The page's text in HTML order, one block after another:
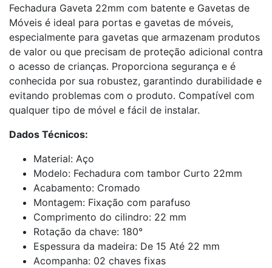
Fechadura Gaveta 22mm com batente e Gavetas de
Móveis é ideal para portas e gavetas de móveis,
especialmente para gavetas que armazenam produtos
de valor ou que precisam de proteção adicional contra
o acesso de crianças. Proporciona segurança e é
conhecida por sua robustez, garantindo durabilidade e
evitando problemas com o produto. Compatível com
qualquer tipo de móvel e fácil de instalar.
Dados Técnicos:
Material: Aço
Modelo: Fechadura com tambor Curto 22mm
Acabamento: Cromado
Montagem: Fixação com parafuso
Comprimento do cilindro: 22 mm
Rotação da chave: 180°
Espessura da madeira: De 15 Até 22 mm
Acompanha: 02 chaves fixas